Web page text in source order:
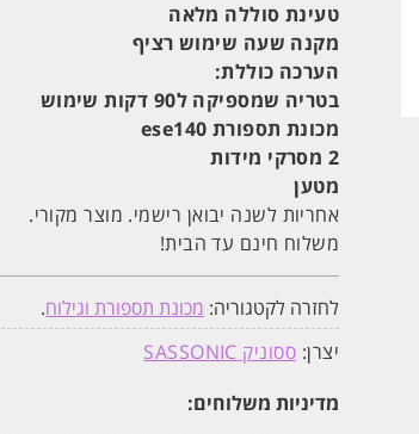
טעינת סוללה מלאה
מקנה שעה שימוש רציף
הערכה כוללת:
בטריה שמספיקה ל90 דקות שימוש
מכונת תספורת ese140
2 מסרקי מידות
מטען
אחריות לשנה יבואן רישמי. מוצר מקורי.
משלוח חינם עד הבית!
לחזרה לקטגוריה: מכונת תספורת וגילוח.
יצרן: ססוניק SASSONIC
מדיניות משלוחים: